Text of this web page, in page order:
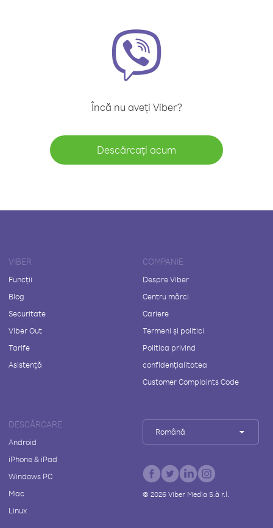
Încă nu aveți Viber?
Descărcați acum
VIBER
Funcții
Blog
Securitate
Viber Out
Tarife
Asistență
COMPANIE
Despre Viber
Centru mărci
Cariere
Termeni și politici
Politica privind
confidențialitatea
Customer Complaints Code
DESCĂRCARE
Android
iPhone & iPad
Windows PC
Mac
Linux
Română
© 2026Viber Media S.à r.l.